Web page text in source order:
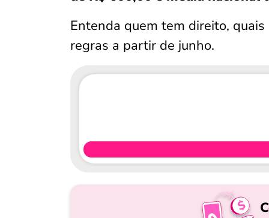
Entenda quem tem direito,
regras a partir de junho.